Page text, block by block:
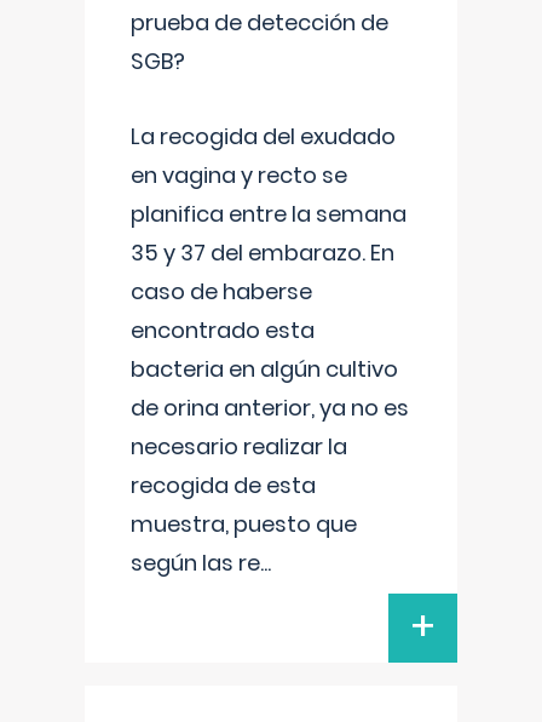
prueba de detección de
SGB?
La recogida del exudado
en vagina y recto se
planifica entre la semana
35 y 37 del embarazo. En
caso de haberse
encontrado esta
bacteria en algún cultivo
de orina anterior, ya no es
necesario realizar la
recogida de esta
muestra, puesto que
según las re...
+